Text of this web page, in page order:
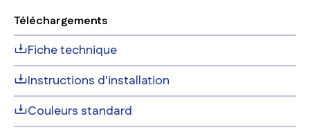
Téléchargements
Fiche technique
Instructions d'installation
Couleurs standard